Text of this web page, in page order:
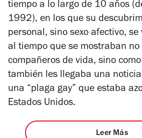
tiempo a lo largo de 10 años
1992), en los que su
personal, sino sexo afectivo,
al tiempo que se mostraban no
compañeros de vida, sino
también les llegaba una
una “plaga gay” que estaba
Estados Unidos.
Leer Más